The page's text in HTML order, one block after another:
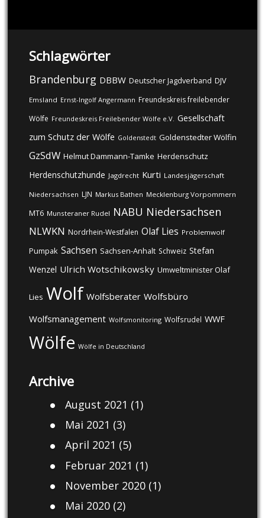
Schlagwörter
Brandenburg DBBW Deutscher Jagdverband DJV
Emsland Ernst-Ingolf Angermann Freundeskreis freilebender
Wölfe Freundeskreis Freilebender Wölfe e.V. Gesellschaft
zum Schutz der Wölfe Goldenstedt Goldenstedter Wölfin
GzSdW Helmut Dammann-Tamke Herdenschutz
Herdenschutzhunde Jagdrecht Kurti Landesjägerschaft
Niedersachsen LJN Markus Bathen Mecklenburg Vorpommern
MT6 Munsteraner Rudel NABU Niedersachsen
NLWKN Nordrhein-Westfalen Olaf Lies Problemwolf
Pumpak Sachsen Sachsen-Anhalt Schweiz Stefan
Wenzel Ulrich Wotschikowsky Umweltminister Olaf
Lies Wolf Wolfsberater Wolfsbüro
Wolfsmanagement Wolfsmonitoring Wolfsrudel WWF
Wölfe Wölfe in Deutschland
Archive
August 2021 (1)
Mai 2021 (3)
April 2021 (5)
Februar 2021 (1)
November 2020(1)
Mai 2020(2)